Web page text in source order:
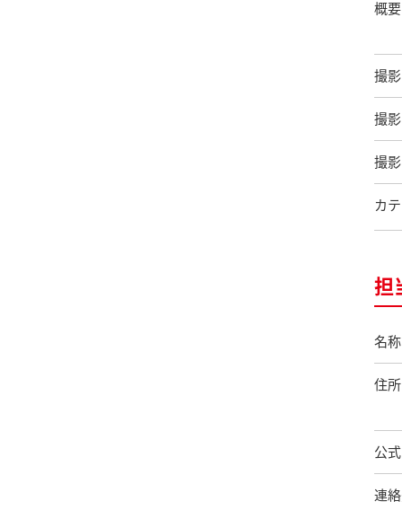
概要
撮
撮
撮
カ
担
名称
住所
公
連